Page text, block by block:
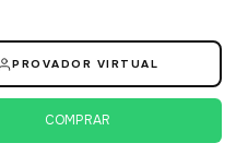
PROVADOR VIRTUAL